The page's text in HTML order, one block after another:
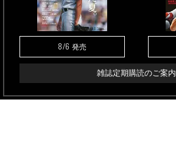
8/6 発売
雑誌定期購読のご案内